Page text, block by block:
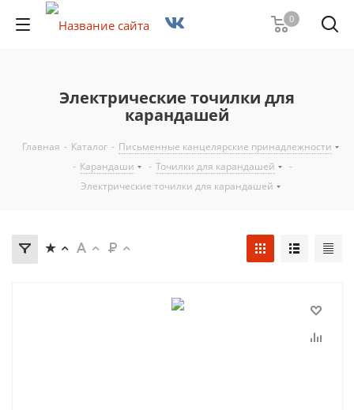
0
Электрические точилки для
карандашей
Главная - Каталог - Письменные канцелярские принадлежности
- Карандаши - Точилки для карандашей
-
Электрические точилки для карандашей